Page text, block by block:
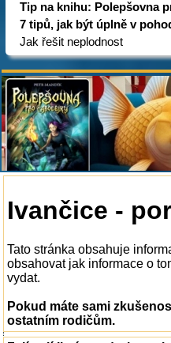
Tip na knihu: Polepšovna
7 tipů, jak být úplně v
Jak řešit neplodnost
Ivančice -
Tato stránka obsahuje
obsahovat jak informace o
vydat.
Pokud máte sami
ostatním rodičům.